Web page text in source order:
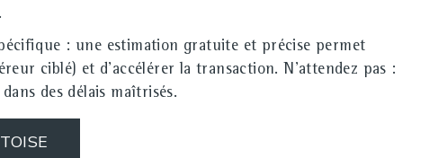
: une estimation gratuite et précise permet
ciblé) et d'accélérer la transaction. N'attendez pas :
des délais maîtrisés.